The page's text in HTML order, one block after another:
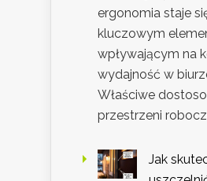
ergonomia staje
kluczowym
wpływającym na
wydajność w
Właściwe
przestrzeni
Jak